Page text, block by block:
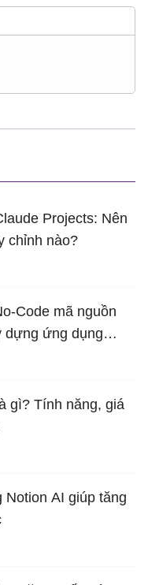
Projects: Nên
chỉnh nào?
Code mã nguồn
dựng ứng dụng
và AI Agent
gì? Tính năng, giá
AI giúp tăng